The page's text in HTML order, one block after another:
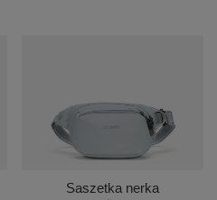
Saszetka nerka